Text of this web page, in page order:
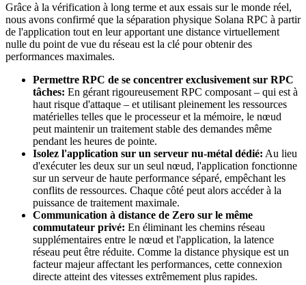
Grâce à la vérification à long terme et aux essais sur le monde réel,
nous avons confirmé que la séparation physique Solana RPC à partir
de l'application tout en leur apportant une distance virtuellement
nulle du point de vue du réseau est la clé pour obtenir des
performances maximales.
Permettre RPC de se concentrer exclusivement sur RPC
tâches: En gérant rigoureusement RPC composant – qui est à
haut risque d'attaque – et utilisant pleinement les ressources
matérielles telles que le processeur et la mémoire, le nœud
peut maintenir un traitement stable des demandes même
pendant les heures de pointe.
Isolez l'application sur un serveur nu-métal dédié: Au lieu
d'exécuter les deux sur un seul nœud, l'application fonctionne
sur un serveur de haute performance séparé, empêchant les
conflits de ressources. Chaque côté peut alors accéder à la
puissance de traitement maximale.
Communication à distance de Zero sur le même
commutateur privé: En éliminant les chemins réseau
supplémentaires entre le nœud et l'application, la latence
réseau peut être réduite. Comme la distance physique est un
facteur majeur affectant les performances, cette connexion
directe atteint des vitesses extrêmement plus rapides.